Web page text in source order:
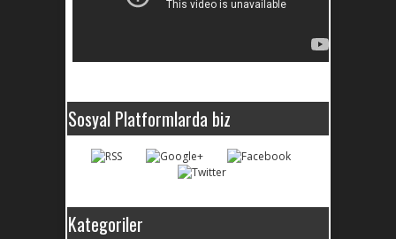
Sosyal Platformlarda biz
Kategoriler